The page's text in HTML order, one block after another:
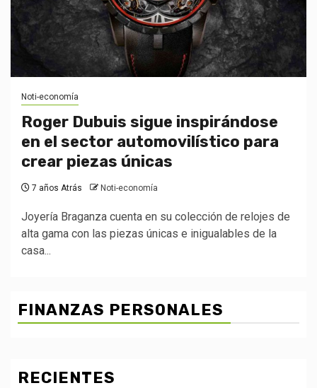
Noti-economía
Roger Dubuis sigue inspirándose
en el sector automovilístico para
crear piezas únicas
7 años Atrás Noti-economía
Joyería Braganza cuenta en su colección de relojes de
alta gama con las piezas únicas e inigualables de la
casa...
FINANZAS PERSONALES
RECIENTES